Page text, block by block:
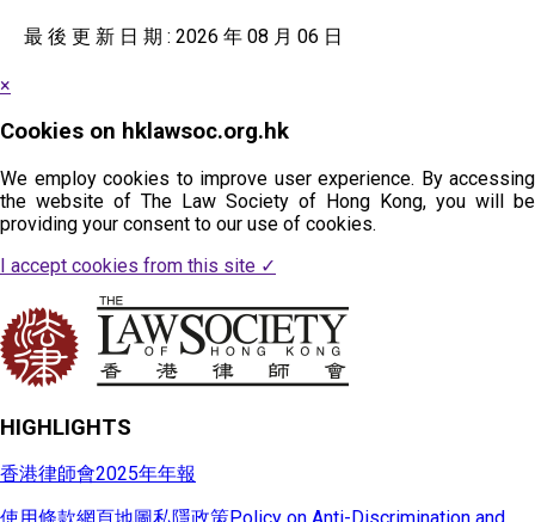
最 後 更 新 日 期 : 2026 年 08 月 06 日
×
Cookies on hklawsoc.org.hk
We employ cookies to improve user experience. By accessing
the website of The Law Society of Hong Kong, you will be
providing your consent to our use of cookies.
I accept cookies from this site ✓
HIGHLIGHTS
香港律師會2025年年報